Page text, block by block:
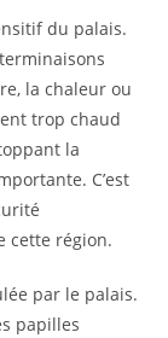
du palais.
la chaleur ou
trop chaud
la
C’est
cette région.
par le palais.
papilles